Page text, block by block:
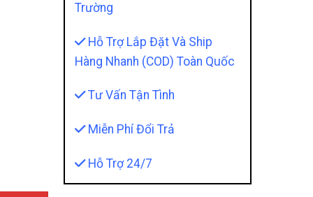
2024 Chính Hãng Ability quantity
Trường
Hỗ Trợ Lắp Đặt Và Ship
Hàng Nhanh (COD) Toàn Quốc
Tư Vấn Tận Tình
Miễn Phí Đổi Trả
Hỗ Trợ 24/7